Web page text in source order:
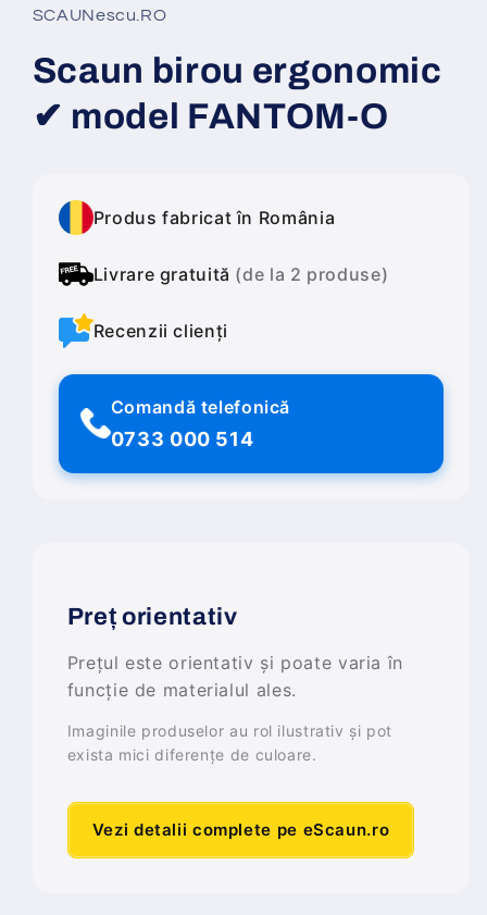
1
într-
fereastră
modală
SCAUNescu.RO
Scaun birou ergonomic
✔ model FANTOM-O
Produs fabricat în România
Livrare gratuită (de la 2 produse)
Recenzii clienți
Comandă telefonică
0733 000 514
Preț orientativ
Prețul este orientativ și poate varia în
funcție de materialul ales.
Imaginile produselor au rol ilustrativ și pot
exista mici diferențe de culoare.
Vezi detalii complete pe eScaun.ro